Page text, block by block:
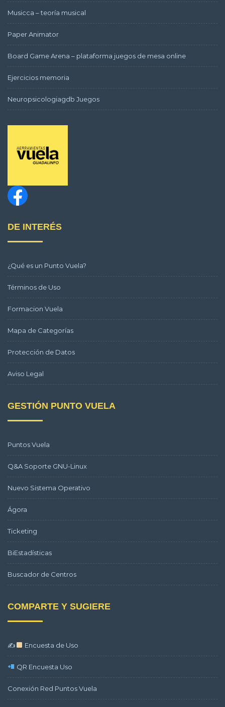
Musicca – teoría musical
Paper Animator
Board Game Arena – plataforma juegos de mesa online
Ejercicios memoria
Neuropsicologiagdb Juegos
DE INTERÉS
¿Qué es un Punto Vuela?
Términos de Uso
Formacion Vuela
Mapa de Categorías
Protección de Datos
Aviso Legal
GESTIÓN PUNTO VUELA
Puntos Vuela
Q&A Soporte GNU-Linux
Nuevo Sistema Operativo
Ágora
Ticketing
BiEstadísticas
Buscador de Centros
COMPARTE Y SUGIERE
✍ Encuesta de Uso
QR Encuesta Uso
Conexión Red Puntos Vuela